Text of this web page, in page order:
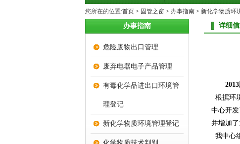
您所在的位置:首页 > 固管之窗 > 办事指南 > 新化学物质环
办事指南
危险废物出口管理
废弃电器电子产品管理
有毒化学品进出口环境管
理登记
新化学物质环境管理登记
详细
根据环
中心开
并增加
我中心